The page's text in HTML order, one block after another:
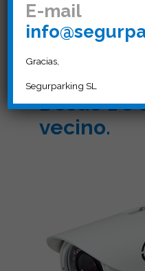
vehículos y
Desde 1€
vecino.
E-mail
Gracias,
Segurparking SL